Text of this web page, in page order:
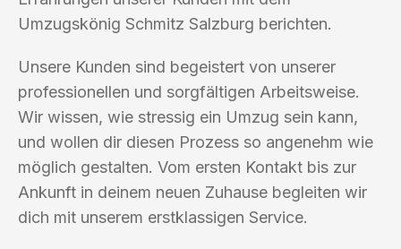
Umzugskönig Schmitz Salzburg berichten.
Unsere Kunden sind begeistert von unserer
professionellen und sorgfältigen Arbeitsweise.
Wir wissen, wie stressig ein Umzug sein kann,
und wollen dir diesen Prozess so angenehm wie
möglich gestalten. Vom ersten Kontakt bis zur
Ankunft in deinem neuen Zuhause begleiten wir
dich mit unserem erstklassigen Service.